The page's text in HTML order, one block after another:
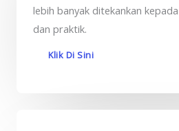
lebih banyak ditekankan
dan praktik.
Klik Di Sini